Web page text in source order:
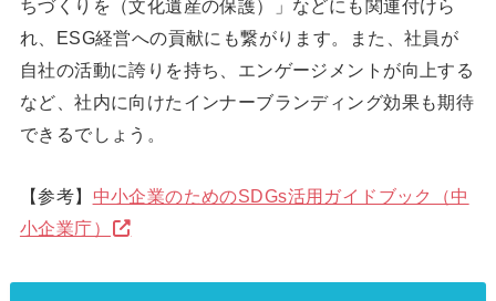
ちづくりを（文化遺産の保護）」などにも関連付けら
れ、ESG経営への貢献にも繋がります。また、社員が
自社の活動に誇りを持ち、エンゲージメントが向上する
など、社内に向けたインナーブランディング効果も期待
できるでしょう。
【参考】 中小企業のためのSDGs活用ガイドブック（中
小企業庁）